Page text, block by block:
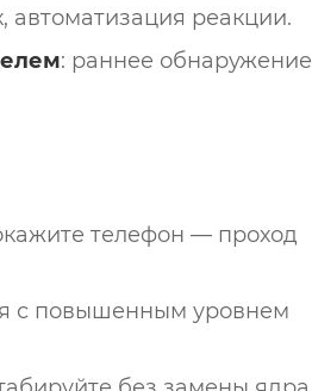
автоматизация реакции.
: раннее обнаружение
телефон — проход
с повышенным уровнем